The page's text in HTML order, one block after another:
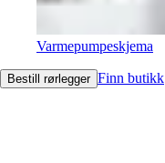
Varmepumpeskjema
Bestill rørlegger Finn butikk